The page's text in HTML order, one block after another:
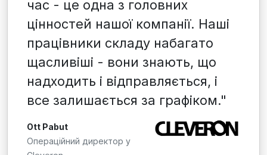
час - це одна з головних
цінностей нашої компанії. Наші
працівники складу набагато
щасливіші - вони знають, що
надходить і відправляється, і
все залишається за графіком."
Ott Pabut
Операційний директор у